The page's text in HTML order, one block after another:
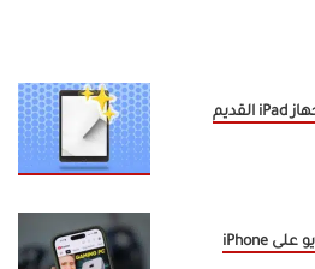
أفضل الاستخدامات العملية لجهاز iPad القديم
طريقة حفظ الصوت من أي فيديو على iPhone